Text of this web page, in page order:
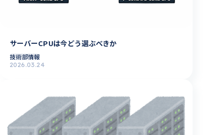
サーバーCPUは今どう選ぶべきか
技術部情報
2026.03.24